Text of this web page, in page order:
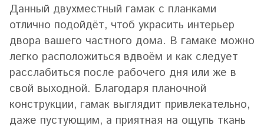
Данный двухместный гамак с планками
отлично подойдёт, чтоб украсить интерьер
двора вашего частного дома. В гамаке можно
легко расположиться вдвоём и как следует
расслабиться после рабочего дня или же в
свой выходной. Благодаря планочной
конструкции, гамак выглядит привлекательно,
даже пустующим, а приятная на ощупь ткань